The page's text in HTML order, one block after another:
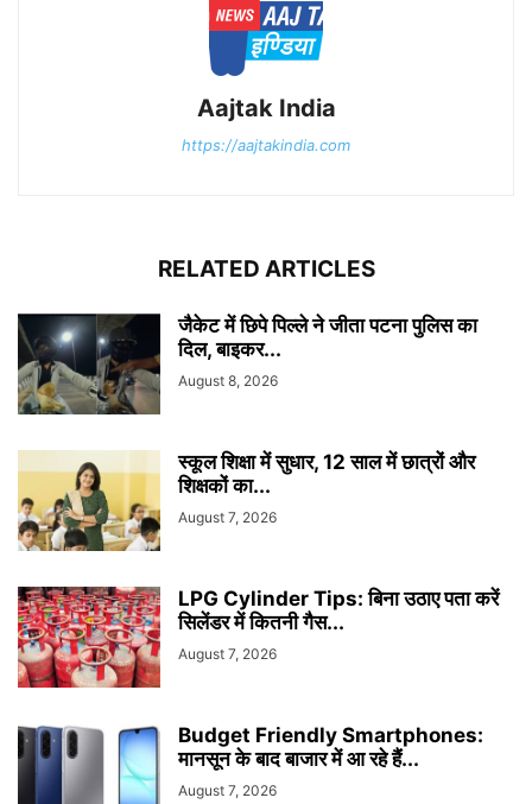
Aajtak India
https://aajtakindia.com
RELATED ARTICLES
जैकेट में छिपे पिल्ले ने जीता पटना पुलिस का
दिल, बाइकर...
August 8, 2026
स्कूल शिक्षा में सुधार, 12 साल में छात्रों और
शिक्षकों का...
August 7, 2026
LPG Cylinder Tips: बिना उठाए पता करें
सिलेंडर में कितनी गैस...
August 7, 2026
Budget Friendly Smartphones:
मानसून के बाद बाजार में आ रहे हैं...
August 7, 2026